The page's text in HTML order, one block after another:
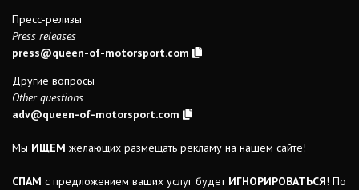
Пресс-релизы
Press releases
press@queen-of-motorsport.com
Другие вопросы
Other questions
adv@queen-of-motorsport.com
Мы ИЩЕМ желающих размещать рекламу на нашем сайте!
СПАМ с предложением ваших услуг будет ИГНОРИРОВАТЬСЯ! По